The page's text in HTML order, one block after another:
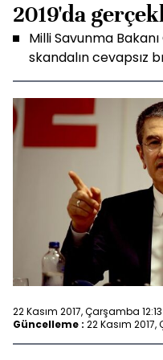
2019'da
Milli Savunma
skandalın cevapsız
22 Kasım 2017, Çarşamba 12:13
Güncelleme : 22 Kasım